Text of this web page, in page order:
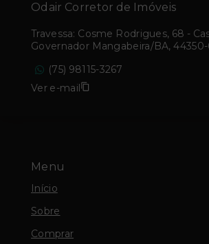
Menu
Início
Sobre
Comprar
Odair Corretor de Imóveis
Travessa: Cosme Rodrigues, 68 -
Governador Mangabeira/BA,
(75) 98115-3267
Ver e-mail